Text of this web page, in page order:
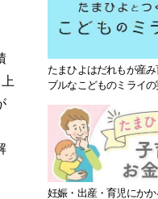
たまひよはだれもが産
ブルなこどものミライ
妊娠・出産・育児にか